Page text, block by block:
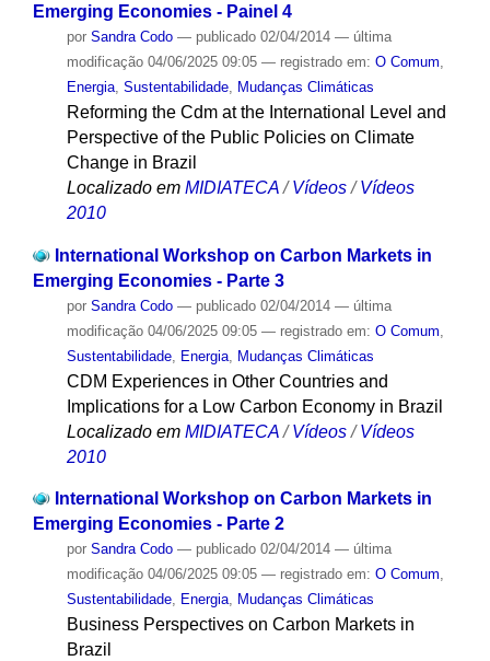
Emerging Economies - Painel 4
por Sandra Codo — publicado02/04/2014 — última
modificação04/06/2025 09:05 — registrado em: O Comum,
Energia, Sustentabilidade, Mudanças Climáticas
Reforming the Cdm at the International Level and
Perspective of the Public Policies on Climate
Change in Brazil
Localizado em MIDIATECA /Vídeos /Vídeos
2010
International Workshop on Carbon Markets in
Emerging Economies - Parte 3
por Sandra Codo — publicado02/04/2014 — última
modificação04/06/2025 09:05 — registrado em: O Comum
Sustentabilidade, Energia, Mudanças Climáticas
CDM Experiences in Other Countries and
Implications for a Low Carbon Economy in Brazil
Localizado em MIDIATECA /Vídeos /Vídeos
2010
International Workshop on Carbon Markets in
Emerging Economies - Parte 2
por Sandra Codo — publicado02/04/2014 — última
modificação04/06/2025 09:05 — registrado em: O Comum,
Sustentabilidade, Energia, Mudanças Climáticas
Business Perspectives on Carbon Markets in
Brazil